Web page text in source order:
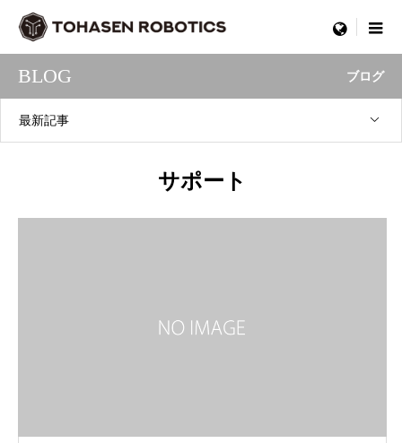
menu
BLOG ブログ
最新記事
サポート